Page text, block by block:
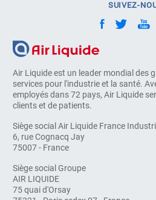
Air Liquide est un leader mondial des
services pour l'industrie et la santé.
employés dans 72 pays, Air Liquide
clients et de patients.
Siège social Air Liquide France
6, rue Cognacq Jay
75007 - France
Siège social Groupe
AIR LIQUIDE
75 quai d'Orsay
SUIVEZ-